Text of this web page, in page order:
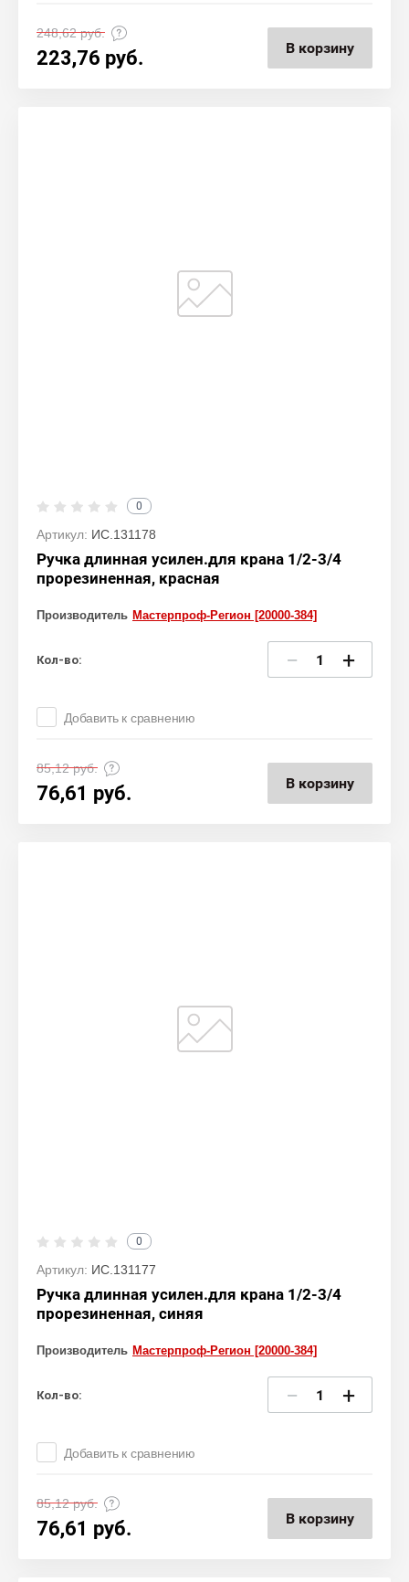
248,62руб.
223,76 руб. В корзину
0
Артикул: ИС.131178
Ручка длинная усилен.для крана 1/2-3/4
прорезиненная, красная
Производитель Мастерпроф-Регион [20000-384]
Кол-во: − +
Добавить к сравнению
85,12руб.
76,61 руб. В корзину
0
Артикул: ИС.131177
Ручка длинная усилен.для крана 1/2-3/4
прорезиненная, синяя
Производитель Мастерпроф-Регион [20000-384]
Кол-во: − +
Добавить к сравнению
85,12руб.
76,61 руб. В корзину